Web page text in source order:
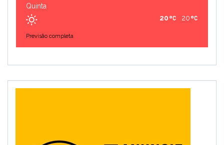
Quinta
20
20
Previsão completa